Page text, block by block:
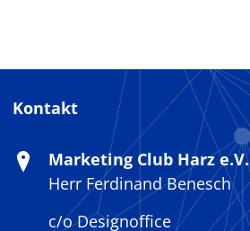
Kontakt
Marketing Club Harz e.V.
Herr Ferdinand Benesch
c/o Designoffice